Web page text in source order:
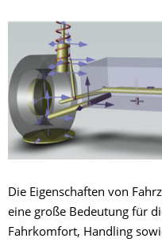
Die Eigenschaften von
eine große Bedeutung für
Fahrkomfort, Handling